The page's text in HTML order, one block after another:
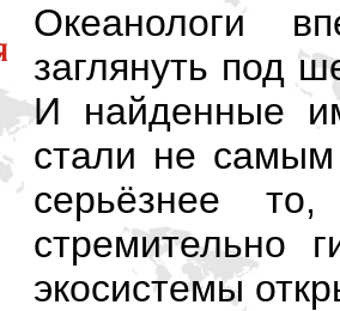
Океанологи
заглянуть под
И найденные
стали не
серьёзнее
стремительно
экосистемы